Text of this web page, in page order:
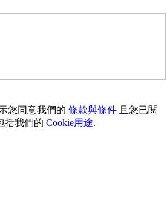
您同意我們的 條款與條件 且您已閱
括我們的 Cookie用途.